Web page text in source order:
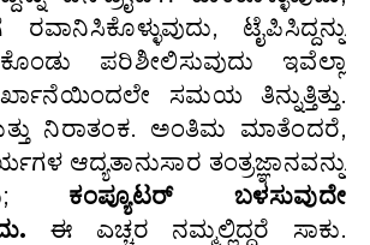
ಟೈಪಿಸಿದ್ದನ್ನು
ಪರಿಶೀಲಿಸುವುದು ಇವೆಲ್ಲಾ
ಸಮಯ ತಿನ್ನುತ್ತಿತ್ತು.
ನಿರಾತಂಕ. ಅಂತಿಮ ಮಾತೆಂದರೆ,
ಆದ್ಯತಾನುಸಾರ ತಂತ್ರಜ್ಞಾನವನ್ನು
ಕಂಪ್ಯೂಟರ್
ಬಳಸುವುದೇ
. ಈ ಎಚ್ಚರ ನಮ್ಮಲ್ಲಿದ್ದರೆ ಸಾಕು.